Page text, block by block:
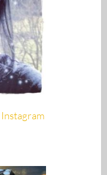
Instagram